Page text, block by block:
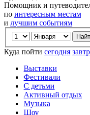
Помощник и
по интересным местам
и лучшим событиям
Куда пойти сегодня
Выставки
Фестивали
С детьми
Активный отдых
Музыка
Шоу